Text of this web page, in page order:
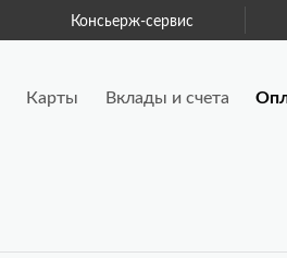
Для бизнеса
Карты Вклады и счета